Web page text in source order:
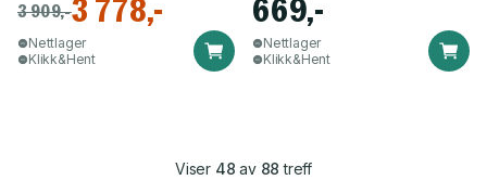
3 909,-3 778,-
Nettlager
Klikk&Hent
669,-
Nettlager
Klikk&Hent
Viser 48 av 88 treff